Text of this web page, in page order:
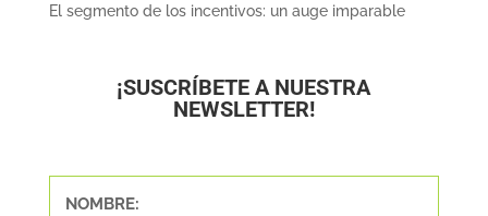
El segmento de los incentivos: un auge imparable
¡SUSCRÍBETE A NUESTRA
NEWSLETTER!
NOMBRE: